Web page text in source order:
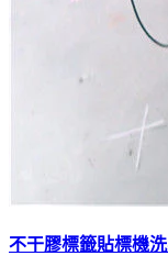
不干膠標籤貼標機